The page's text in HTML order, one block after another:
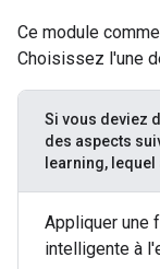
Ce module
Choisissez l'une
Si vous deviez
des aspects
learning,
Appliquer une
intelligente à